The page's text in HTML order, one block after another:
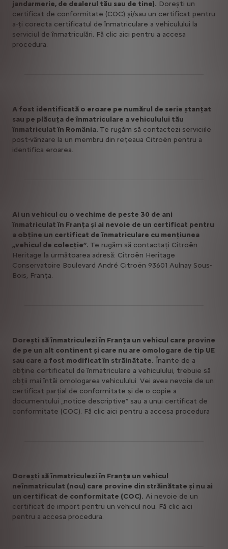
jandarmerie, de dealerul tău sau de tine). Doreşti un
certificat de conformitate (COC) și/sau un certificat pentru
a-ţi corecta certificatul de înmatriculare a vehiculului la
serviciul de înmatriculări. Fă clic aici pentru a accesa
procedura.
A fost identificată o eroare pe numărul de serie ștanțat
sau pe plăcuța de înmatriculare a vehiculului tău
înmatriculat în România. Te rugăm să contactezi serviciile
post-vânzare la un membru din rețeaua Citroën pentru a
identifica eroarea.
Ai un vehicul cu o vechime de peste 30 de ani
înmatriculat în Franța și ai nevoie de un certificat pentru
a obține un certificat de înmatriculare cu mențiunea
„vehicul de colecţie”. Te rugăm să contactați Citroën
Heritage la următoarea adresă: Citroën Heritage
Conservatoire Boulevard André Citroën 93601 Aulnay Sous-
Bois, Franţa.
Doreşti să înmatriculezi în Franța un vehicul care provine
de pe un alt continent și care nu are omologare de tip UE
sau care a fost modificat în străinătate. Înainte de a
obține certificatul de înmatriculare a vehiculului, trebuie să
obţii mai întâi omologarea vehiculului. Vei avea nevoie de un
certificat parțial de conformitate și de o copie a
documentului „notice descriptive” sau a unui certificat de
conformitate (COC). Fă clic aici pentru a accesa procedura
Doreşti să înmatriculezi în Franța un vehicul
neînmatriculat (nou) care provine din străinătate și nu ai
un certificat de conformitate (COC). Ai nevoie de un
certificat de import pentru un vehicul nou. Fă clic aici
pentru a accesa procedura.